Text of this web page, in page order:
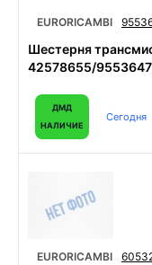
EURORICAMBI
Шестерня
42578655/
ДМД
НАЛИЧИЕ
Сегодня
EURORICAMBI